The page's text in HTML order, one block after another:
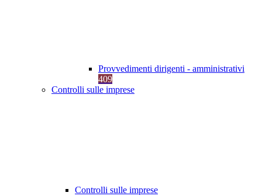
Provvedimenti dirigenti - amministrativi
409
Controlli sulle imprese
Controlli sulle imprese